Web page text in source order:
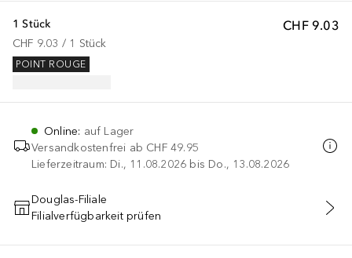
CHF 9.03
1 Stück
CHF 9.03 / 1 Stück
POINT ROUGE
Online: auf Lager
Versandkostenfrei ab CHF 49.95
Lieferzeitraum: Di., 11.08.2026 bis Do., 13.08.2026
IN DEN WARENKORB
Douglas-Filiale
Filialverfügbarkeit prüfen